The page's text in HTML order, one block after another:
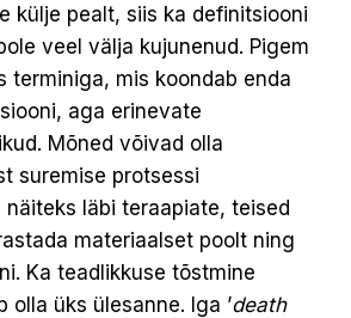
külje pealt, siis ka definitsiooni
veel välja kujunenud. Pigem
terminiga, mis koondab enda
aga erinevate
Mõned võivad olla
suremise protsessi
näiteks läbi teraapiate, teised
materiaalset poolt ning
Ka teadlikkuse tõstmine
olla üks ülesanne. Iga ’death